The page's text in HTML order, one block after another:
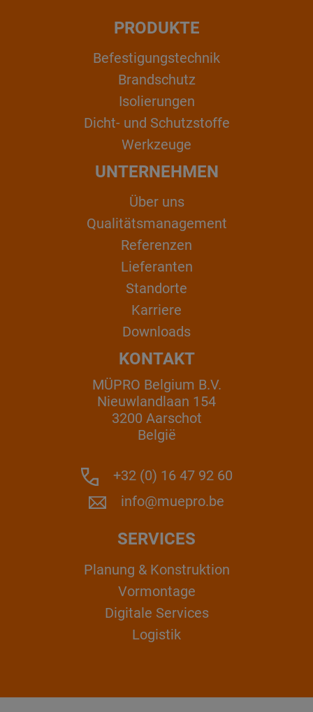
PRODUKTE
Befestigungstechnik
Brandschutz
Isolierungen
Dicht- und Schutzstoffe
Werkzeuge
UNTERNEHMEN
Über uns
Qualitätsmanagement
Referenzen
Lieferanten
Standorte
Karriere
Downloads
KONTAKT
MÜPRO Belgium B.V.
Nieuwlandlaan 154
3200 Aarschot
België
+32 (0) 16 47 92 60
info@muepro.be
SERVICES
Planung & Konstruktion
Vormontage
Digitale Services
Logistik